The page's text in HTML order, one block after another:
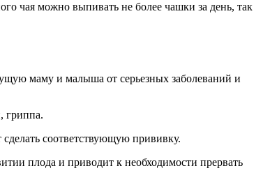
чая можно выпивать не более чашки за день, так
маму и малыша от серьезных заболеваний и
гриппа.
соответствующую прививку.
плода и приводит к необходимости прервать